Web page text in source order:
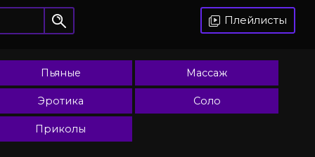
Плейлисты
Пьяные Массаж
Эротика Соло
Приколы